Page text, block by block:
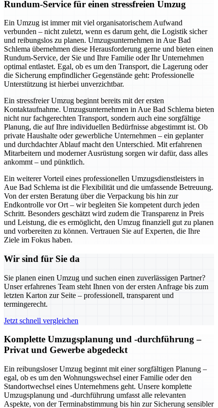
Rundum-Service für einen stressfreien Umzug
Ein Umzug ist immer mit viel organisatorischem Aufwand
verbunden – nicht zuletzt, wenn es darum geht, die Logistik sicher
und reibungslos zu planen. Umzugsunternehmen in Aue Bad
Schlema übernehmen diese Herausforderung gerne und bieten einen
Rundum-Service, der Sie und Ihre Familie oder Ihr Unternehmen
optimal entlastet. Egal, ob es um den Transport, die Lagerung oder
die Sicherung empfindlicher Gegenstände geht: Professionelle
Unterstützung ist hierbei unverzichtbar.
Ein stressfreier Umzug beginnt bereits mit der ersten
Kontaktaufnahme. Umzugsunternehmen in Aue Bad Schlema bieten
nicht nur fachgerechten Transport, sondern auch eine sorgfältige
Planung, die auf Ihre individuellen Bedürfnisse abgestimmt ist. Ob
private Haushalte oder gewerbliche Unternehmen – ein geplanter
und durchdachter Ablauf macht den Unterschied. Mit erfahrenen
Mitarbeitern und moderner Ausrüstung sorgen wir dafür, dass alles
ankommt – und pünktlich.
Ein weiterer Vorteil eines professionellen Umzugsdienstleisters in
Aue Bad Schlema ist die Flexibilität und die umfassende Betreuung.
Von der ersten Beratung über die Verpackung bis hin zur
Endkontrolle vor Ort – wir begleiten Sie kompetent durch jeden
Schritt. Besonders geschätzt wird zudem die Transparenz in Preis
und Leistung, die es ermöglicht, den Umzug finanziell gut zu planen
und vorbereiten zu können. Vertrauen Sie auf Experten, die Ihre
Ziele im Fokus haben.
Wir sind für Sie da
Sie planen einen Umzug und suchen einen zuverlässigen Partner?
Unser erfahrenes Team steht Ihnen von der ersten Anfrage bis zum
letzten Karton zur Seite – professionell, transparent und
termingerecht.
Jetzt schnell vergleichen
Komplette Umzugsplanung und -durchführung –
Privat und Gewerbe abgedeckt
Ein reibungsloser Umzug beginnt mit einer sorgfältigen Planung –
egal, ob es um den Wohnungswechsel einer Familie oder den
Standortwechsel eines Unternehmens geht. Unsere komplette
Umzugsplanung und -durchführung umfasst alle relevanten
Aspekte, von der Terminabstimmung bis hin zur Sicherung sensibler